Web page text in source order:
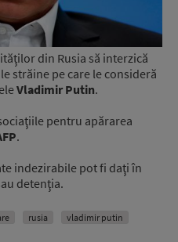
din Rusia să interzică
străine pe care le consideră
Vladimir Putin.
pentru apărarea
.
indezirabile pot fi daţi în
detenţia.
rusia vladimir putin